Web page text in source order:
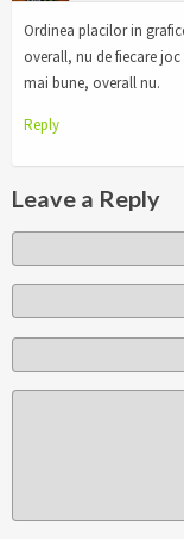
Ordinea placilor in
overall, nu de fiecare
mai bune, overall nu.
Reply
Leave a Reply